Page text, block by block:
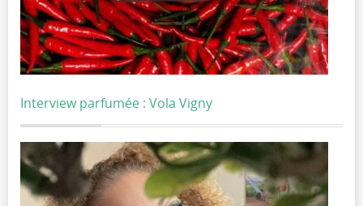
Interview parfumée : Vola Vigny